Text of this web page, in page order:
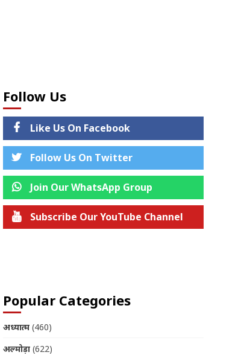
Follow Us
Like Us On Facebook
Follow Us On Twitter
Join Our WhatsApp Group
Subscribe Our YouTube Channel
Popular Categories
अध्यात्म(460)
अल्मोड़ा(622)